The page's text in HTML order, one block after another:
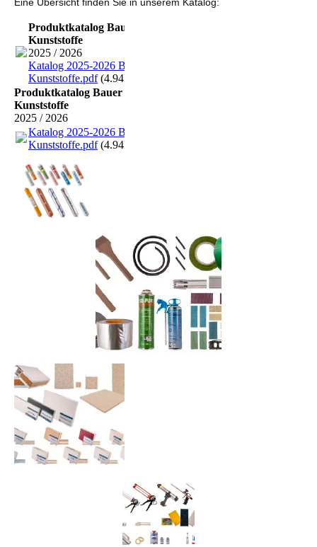
Produktkatalog Bauer
Kunststoffe
2025 / 2026
Katalog 2025-2026 Bauer
Kunststoffe.pdf(4.94MB)
Produktkatalog Bauer
Kunststoffe
2025 / 2026
Katalog 2025-2026 Bauer
Kunststoffe.pdf(4.94MB)